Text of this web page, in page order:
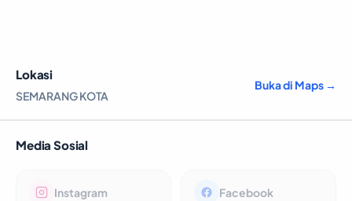
Lokasi
SEMARANG KOTA
Buka di Maps →
Media Sosial
Instagram Facebook